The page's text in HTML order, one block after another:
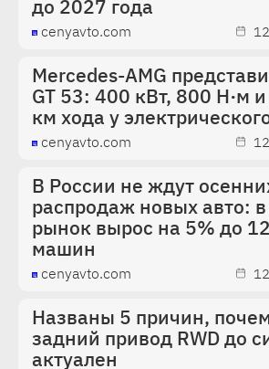
до 2027 года
cenyavto.com
Mercedes-AMG
GT 53: 400 кВт, 800 Н·м
км хода у
cenyavto.com
В России не ждут
распродаж новых авто:
рынок вырос на 5% до
машин
cenyavto.com
Названы 5 причин,
задний привод RWD до
актуален